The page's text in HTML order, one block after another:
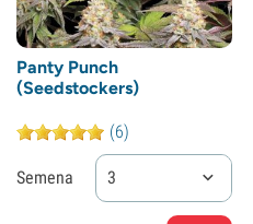
Panty Punch
(Seedstockers)
(6)
Semena 3